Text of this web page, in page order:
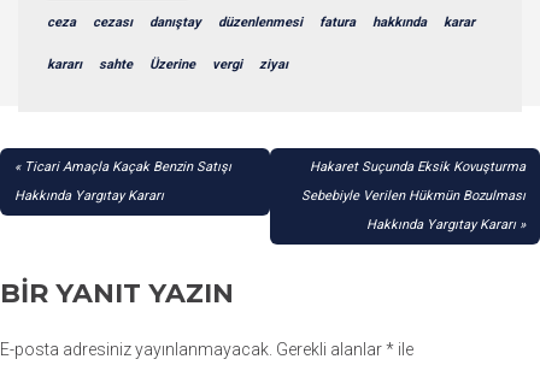
ceza cezası danıştay düzenlenmesi fatura hakkında karar
kararı sahte Üzerine vergi ziyaı
YAZI
GEZINMESI
Ticari Amaçla Kaçak Benzin Satışı
Hakkında Yargıtay Kararı
Hakaret Suçunda Eksik Kovuşturma
Sebebiyle Verilen Hükmün Bozulması
Hakkında Yargıtay Kararı
BIR YANIT YAZIN
E-posta adresiniz yayınlanmayacak. Gerekli alanlar* ile